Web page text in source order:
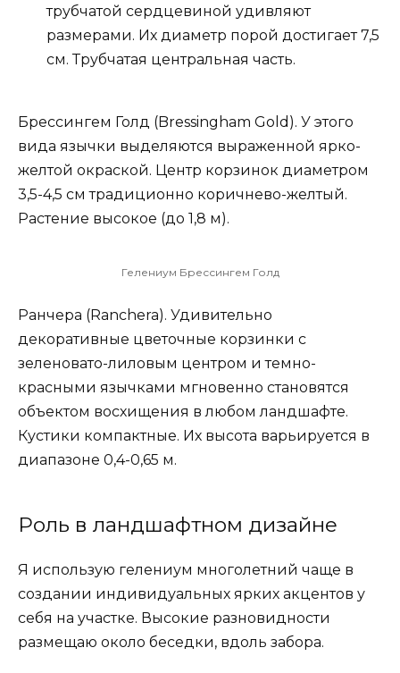
трубчатой сердцевиной удивляют
размерами. Их диаметр порой достигает 7,5
см. Трубчатая центральная часть.
Брессингем Голд (Bressingham Gold). У этого
вида язычки выделяются выраженной ярко-
желтой окраской. Центр корзинок диаметром
3,5-4,5 см традиционно коричнево-желтый.
Растение высокое (до 1,8 м).
Гелениум Брессингем Голд
Ранчера (Ranchera). Удивительно
декоративные цветочные корзинки с
зеленовато-лиловым центром и темно-
красными язычками мгновенно становятся
объектом восхищения в любом ландшафте.
Кустики компактные. Их высота варьируется в
диапазоне 0,4-0,65 м.
Роль в ландшафтном дизайне
Я использую гелениум многолетний чаще в
создании индивидуальных ярких акцентов у
себя на участке. Высокие разновидности
размещаю около беседки, вдоль забора.